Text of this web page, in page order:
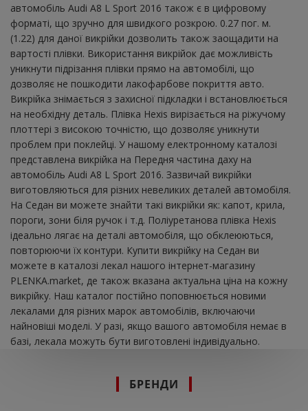
автомобіль Audi A8 L Sport 2016 також є в цифровому
форматі, що зручно для швидкого розкрою. 0.27 пог. м.
(1.22) для даної викрійки дозволить також заощадити на
вартості плівки. Використання викрійок дає можливість
уникнути підрізання плівки прямо на автомобілі, що
дозволяє не пошкодити лакофарбове покриття авто.
Викрійка знімається з захисної підкладки і встановлюється
на необхідну деталь. Плівка Hexis вирізається на ріжучому
плоттері з високою точністю, що дозволяє уникнути
проблем при поклейці. У нашому електронному каталозі
представлена ​​викрійка на Передня частина даху на
автомобіль Audi A8 L Sport 2016. Зазвичай викрійки
виготовляються для різних невеликих деталей автомобіля.
На Седан ви можете знайти такі викрійки як: капот, крила,
пороги, зони біля ручок і т.д. Поліуретанова плівка Hexis
ідеально лягає на деталі автомобіля, що обклеюються,
повторюючи їх контури. Купити викрійку на Седан ви
можете в каталозі лекал нашого інтернет-магазину
PLENKA.market, де також вказана актуальна ціна на кожну
викрійку. Наш каталог постійно поповнюється новими
лекалами для різних марок автомобілів, включаючи
найновіші моделі. У разі, якщо вашого автомобіля немає в
базі, лекала можуть бути виготовлені індивідуально.
БРЕНДИ